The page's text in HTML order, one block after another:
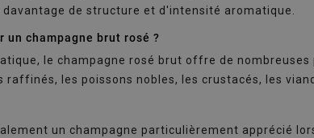
de structure et d'intensité aromatique.
un champagne brut rosé ?
le champagne rosé brut offre de
les poissons nobles, les crustacés, les
un champagne particulièrement apprécié